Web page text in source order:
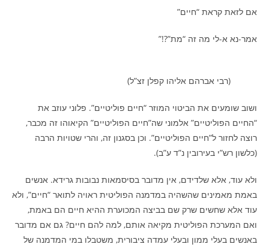
אם לזאת קראת “חיים”
אמר-נא א-לי מה זה “מת”?!”
(רבי אברהם אליהו קפלן זצ”ל)
ושוב שומעים את הביטוי המוזר “חיים פוליטיים”. פלוני עוזב את
“החיים הפוליטיים” אלמוני שה”חיים הפוליטיים” הקיאוהו זה מכבר,
רוצה לחזור ל”חיים הפוליטיים”. וכן בסגנון זה, והרי שטויות הרבה
(כלשון רש”י בעירובין נ”ד ע”ב).
ולא עוד, אלא שלדידם, אין מדובר בסיסמאות נבובות גרידא. אנשים
באמת מאמינים שהשהיה במדמנה הפוליטית ראויה לתואר “חיים”, ולא
עוד אלא שחשים שרק שם בביצה המכוערת ההיא חיים הם באמת,
ואם המערכת הפוליטית מקיאה אותם, למה להם חיים? גם אם מדובר
באנשים בעלי ממון ובעלי עמדה ציבורית, משטבלו במי המדמנה של